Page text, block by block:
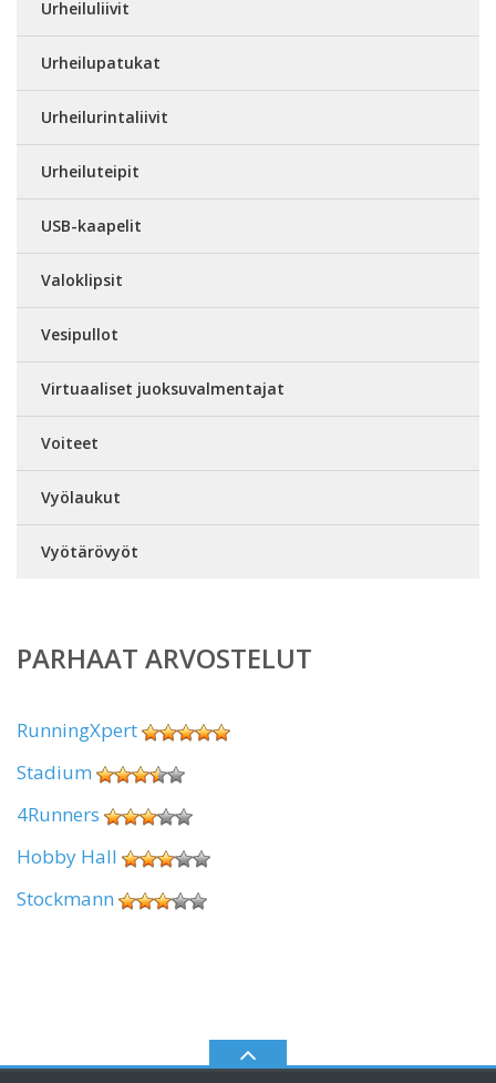
Urheiluliivit
Urheilupatukat
Urheilurintaliivit
Urheiluteipit
USB-kaapelit
Valoklipsit
Vesipullot
Virtuaaliset juoksuvalmentajat
Voiteet
Vyölaukut
Vyötärövyöt
PARHAAT ARVOSTELUT
RunningXpert
Stadium
4Runners
Hobby Hall
Stockmann